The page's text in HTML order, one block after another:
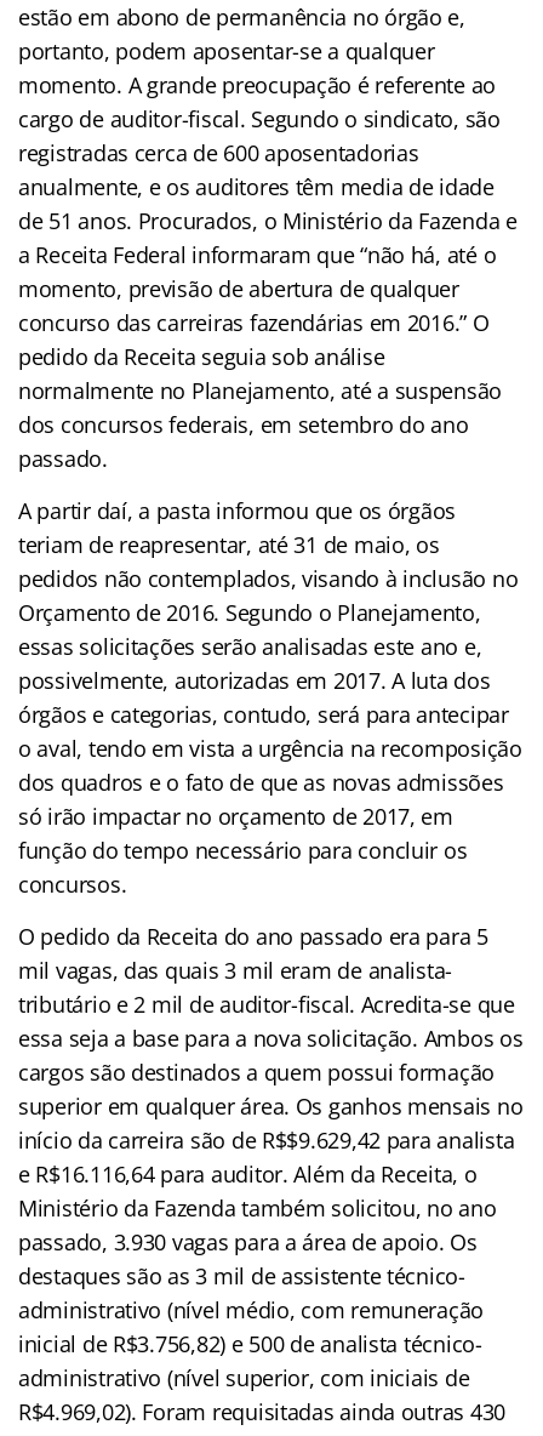
estão em abono de permanência no órgão e,
portanto, podem aposentar-se a qualquer
momento. A grande preocupação é referente ao
cargo de auditor-fiscal. Segundo o sindicato, são
registradas cerca de 600 aposentadorias
anualmente, e os auditores têm media de idade
de 51 anos. Procurados, o Ministério da Fazenda e
a Receita Federal informaram que “não há, até o
momento, previsão de abertura de qualquer
concurso das carreiras fazendárias em 2016.” O
pedido da Receita seguia sob análise
normalmente no Planejamento, até a suspensão
dos concursos federais, em setembro do ano
passado.
A partir daí, a pasta informou que os órgãos
teriam de reapresentar, até 31 de maio, os
pedidos não contemplados, visando à inclusão no
Orçamento de 2016. Segundo o Planejamento,
essas solicitações serão analisadas este ano e,
possivelmente, autorizadas em 2017. A luta dos
órgãos e categorias, contudo, será para antecipar
o aval, tendo em vista a urgência na recomposição
dos quadros e o fato de que as novas admissões
só irão impactar no orçamento de 2017, em
função do tempo necessário para concluir os
concursos.
O pedido da Receita do ano passado era para 5
mil vagas, das quais 3 mil eram de analista-
tributário e 2 mil de auditor-fiscal. Acredita-se que
essa seja a base para a nova solicitação. Ambos os
cargos são destinados a quem possui formação
superior em qualquer área. Os ganhos mensais no
início da carreira são de R$$9.629,42 para analista
e R$16.116,64 para auditor. Além da Receita, o
Ministério da Fazenda também solicitou, no ano
passado, 3.930 vagas para a área de apoio. Os
destaques são as 3 mil de assistente técnico-
administrativo (nível médio, com remuneração
inicial de R$3.756,82) e 500 de analista técnico-
administrativo (nível superior, com iniciais de
R$4.969,02). Foram requisitadas ainda outras 430